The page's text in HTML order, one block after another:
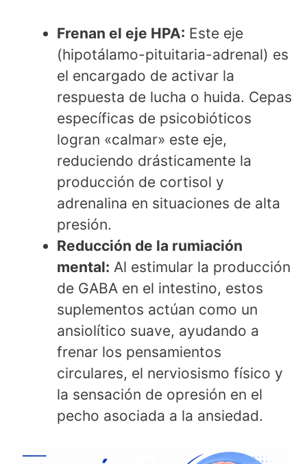
Frenan el eje HPA: Este eje
(hipotálamo-pituitaria-adrenal) es
el encargado de activar la
respuesta de lucha o huida. Cepas
específicas de psicobióticos
logran «calmar» este eje,
reduciendo drásticamente la
producción de cortisol y
adrenalina en situaciones de alta
presión.
Reducción de la rumiación
mental: Al estimular la producción
de GABA en el intestino, estos
suplementos actúan como un
ansiolítico suave, ayudando a
frenar los pensamientos
circulares, el nerviosismo físico y
la sensación de opresión en el
pecho asociada a la ansiedad.